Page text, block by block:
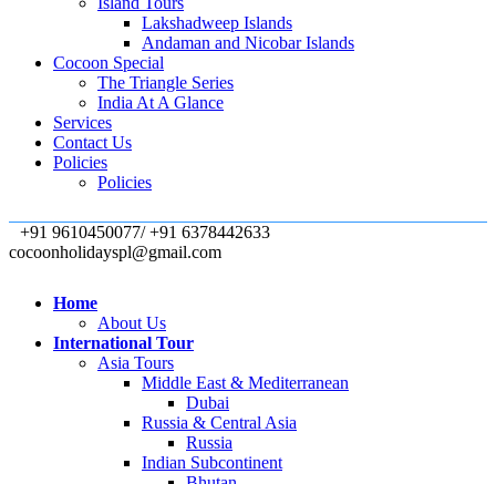
Lakshadweep Islands
Andaman and Nicobar Islands
Cocoon Special
The Triangle Series
India At A Glance
Services
Contact Us
Policies
Policies
+91 9610450077/ +91 6378442633
cocoonholidayspl@gmail.com
Home
About Us
International Tour
Asia Tours
Middle East & Mediterranean
Dubai
Russia & Central Asia
Russia
Indian Subcontinent